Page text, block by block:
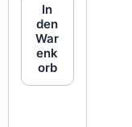
In
den
War
enk
orb